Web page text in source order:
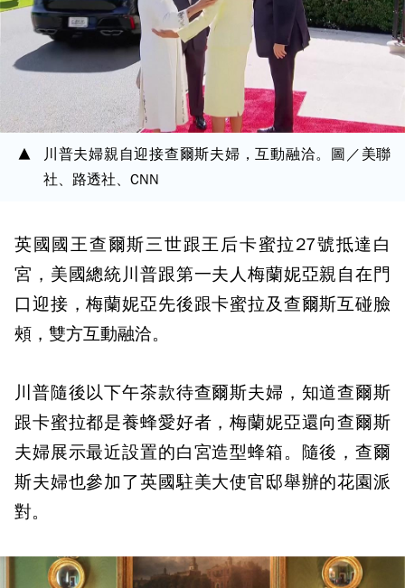
川普夫婦親自迎接查爾斯夫婦，互動融洽。圖／美聯
社、路透社、CNN
英國國王查爾斯三世跟王后卡蜜拉27號抵達白
宮，美國總統川普跟第一夫人梅蘭妮亞親自在門
口迎接，梅蘭妮亞先後跟卡蜜拉及查爾斯互碰臉
頰，雙方互動融洽。
川普隨後以下午茶款待查爾斯夫婦，知道查爾斯
跟卡蜜拉都是養蜂愛好者，梅蘭妮亞還向查爾斯
夫婦展示最近設置的白宮造型蜂箱。隨後，查爾
斯夫婦也參加了英國駐美大使官邸舉辦的花園派
對。